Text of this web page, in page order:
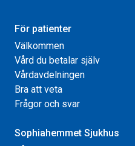
För patienter
Välkommen
Vård du betalar själv
Vårdavdelningen
Bra att veta
Frågor och svar
Sophiahemmet Sjukhus